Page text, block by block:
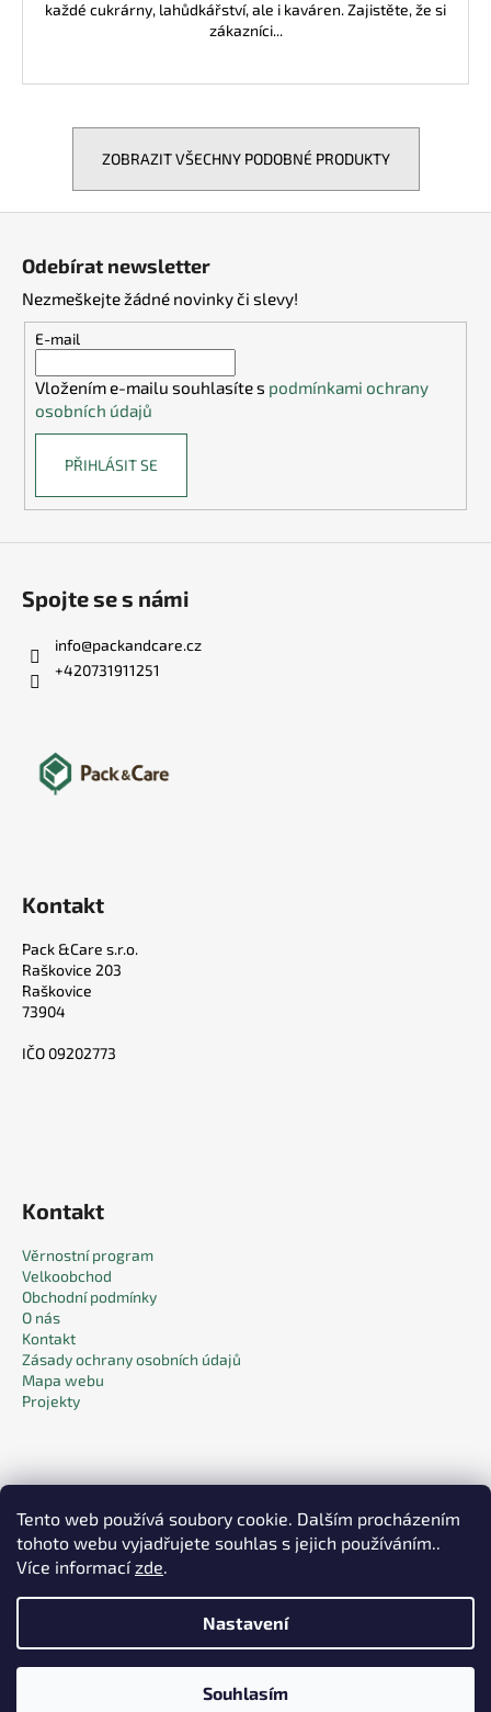
Tento web používá soubory cookie. Dalším procházením
tohoto webu vyjadřujete souhlas s jejich používáním..
Více informacízde.
Nastavení
Souhlasím
každé cukrárny, lahůdkářství, ale i kaváren. Zajistěte, že si
zákazníci...
ZOBRAZIT VŠECHNY PODOBNÉ PRODUKTY
Odebírat newsletter
Nezmeškejte žádné novinky či slevy!
E-mail
Vložením e-mailu souhlasíte s podmínkami ochrany
osobních údajů
PŘIHLÁSIT SE
Spojte se s námi
info@packandcare.cz
+420731911251
Kontakt
Pack &Care s.r.o.
Raškovice 203
Raškovice
73904
IČO 09202773
Kontakt
Věrnostní program
Velkoobchod
Obchodní podmínky
O nás
Kontakt
Zásady ochrany osobních údajů
Mapa webu
Projekty
Facebook
Pack & Care. Všechna práva vyhrazena.